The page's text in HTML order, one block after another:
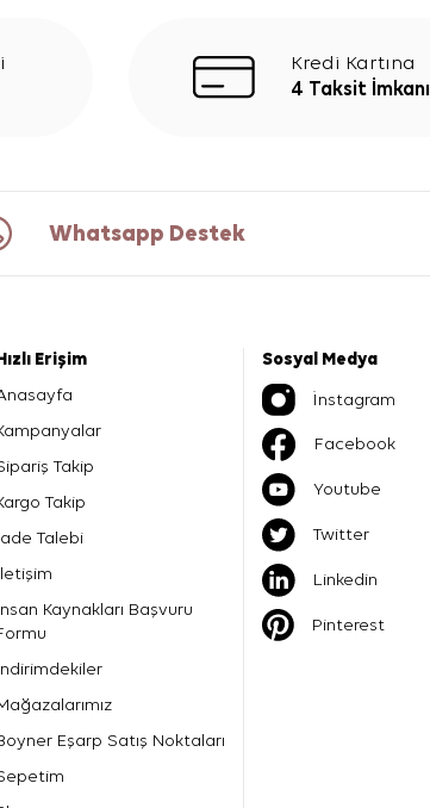
Kredi Kartına
4 Taksit İmkanı
Whatsapp Destek
Hızlı Erişim
Takip
Takip
Talebi
Kaynakları Başvuru
Eşarp Satış Noktaları
Sosyal Medya
İnstagram
Facebook
Youtube
Twitter
Linkedin
Pinterest